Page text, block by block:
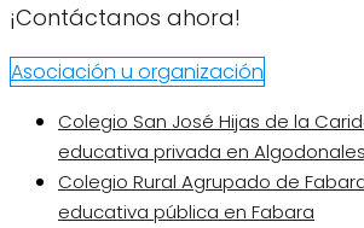
¡Contáctanos ahora!
Asociación u organización
Colegio San José Hijas de la
educativa privada en Algodonales
Colegio Rural Agrupado de
educativa pública en Fabara